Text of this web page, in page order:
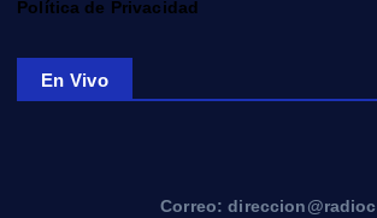
Política de Privacidad
En Vivo
Correo: